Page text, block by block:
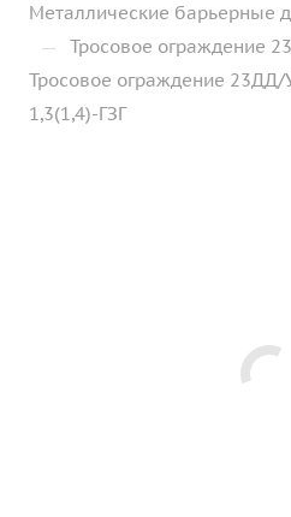
Металлические барьерные
— Тросовое ограждение
Тросовое ограждение
1,3(1,4)-ГЗГ